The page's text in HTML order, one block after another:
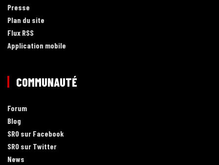
Presse
Plan du site
Flux RSS
Application mobile
COMMUNAUTÉ
Forum
Blog
SRO sur Facebook
SRO sur Twitter
News